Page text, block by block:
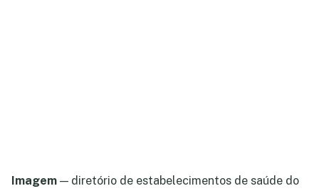
Imagem — diretório de estabelecimentos de saúde do